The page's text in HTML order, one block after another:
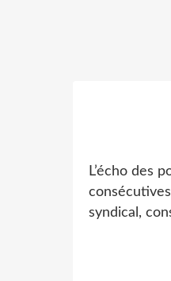
L’écho des
syndical,